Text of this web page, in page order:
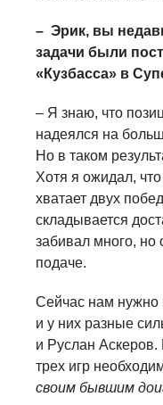
– Эрик, вы
задачи были
«Кузбасса» в
– Я знаю, что
надеялся на
Но в таком
Хотя я ожидал,
хватает двух
складывается
забивал много,
подаче.
Сейчас нам нужно
и у них разные
и Руслан
трех игр
своим бывшим